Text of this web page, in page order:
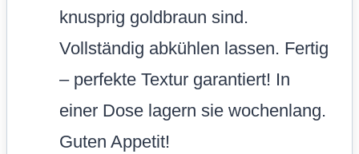
knusprig goldbraun sind.
Vollständig abkühlen lassen. Fertig
– perfekte Textur garantiert! In
einer Dose lagern sie wochenlang.
Guten Appetit!